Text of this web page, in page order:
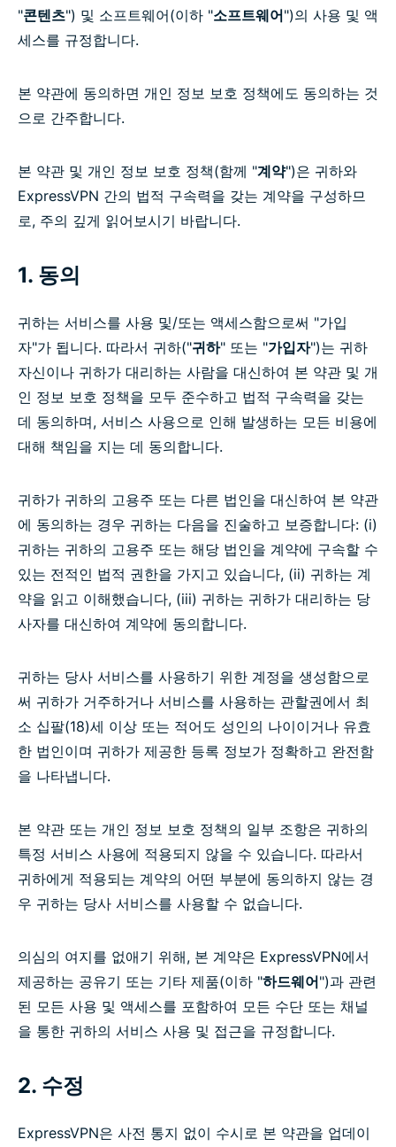
"콘텐츠") 및 소프트웨어(이하 "소프트웨어")의 사용 및 액
세스를 규정합니다.
본 약관에 동의하면 개인 정보 보호 정책에도 동의하는 것
으로 간주합니다.
본 약관 및 개인 정보 보호 정책(함께 "계약")은 귀하와
ExpressVPN 간의 법적 구속력을 갖는 계약을 구성하므
로, 주의 깊게 읽어보시기 바랍니다.
1. 동의
귀하는 서비스를 사용 및/또는 액세스함으로써 "가입
자"가 됩니다. 따라서 귀하("귀하" 또는 "가입자")는 귀하
자신이나 귀하가 대리하는 사람을 대신하여 본 약관 및 개
인 정보 보호 정책을 모두 준수하고 법적 구속력을 갖는
데 동의하며, 서비스 사용으로 인해 발생하는 모든 비용에
대해 책임을 지는 데 동의합니다.
귀하가 귀하의 고용주 또는 다른 법인을 대신하여 본 약관
에 동의하는 경우 귀하는 다음을 진술하고 보증합니다: (i)
귀하는 귀하의 고용주 또는 해당 법인을 계약에 구속할 수
있는 전적인 법적 권한을 가지고 있습니다, (ii) 귀하는 계
약을 읽고 이해했습니다, (iii) 귀하는 귀하가 대리하는 당
사자를 대신하여 계약에 동의합니다.
귀하는 당사 서비스를 사용하기 위한 계정을 생성함으로
써 귀하가 거주하거나 서비스를 사용하는 관할권에서 최
소 십팔(18)세 이상 또는 적어도 성인의 나이이거나 유효
한 법인이며 귀하가 제공한 등록 정보가 정확하고 완전함
을 나타냅니다.
본 약관 또는 개인 정보 보호 정책의 일부 조항은 귀하의
특정 서비스 사용에 적용되지 않을 수 있습니다. 따라서
귀하에게 적용되는 계약의 어떤 부분에 동의하지 않는 경
우 귀하는 당사 서비스를 사용할 수 없습니다.
의심의 여지를 없애기 위해, 본 계약은 ExpressVPN에서
제공하는 공유기 또는 기타 제품(이하 "하드웨어")과 관련
된 모든 사용 및 액세스를 포함하여 모든 수단 또는 채널
을 통한 귀하의 서비스 사용 및 접근을 규정합니다.
2. 수정
ExpressVPN은 사전 통지 없이 수시로 본 약관을 업데이